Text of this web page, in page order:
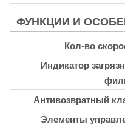
ФУНКЦИИ И
Кол-во
Индикатор
Антивозвратный
Элементы